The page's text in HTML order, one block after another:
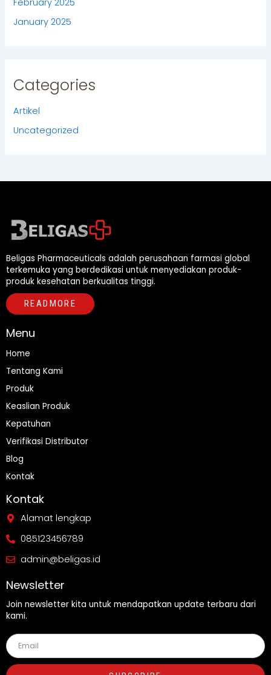
February 2025
January 2025
Categories
Artikel
Uncategorized
Beligas Pharmaceuticals adalah perusahaan farmasi global
terkemuka yang berdedikasi untuk menyediakan produk-
produk kesehatan berkualitas tinggi.
READMORE
Menu
Home
Tentang Kami
Produk
Keaslian Produk
Kepatuhan
Verifikasi Distributor
Blog
Kontak
Kontak
Alamat lengkap
085123456789
admin@beligas.id
Newsletter
Join newsletter kita untuk mendapatkan update terbaru dari
kami.